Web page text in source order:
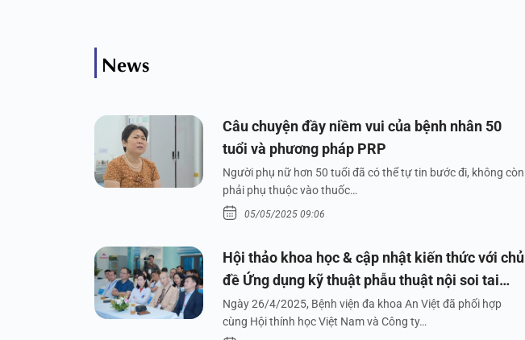
News
Câu chuyện đầy niềm vui của bệnh nhân 50
tuổi và phương pháp PRP
Người phụ nữ hơn 50 tuổi đã có thể tự tin bước đi, không còn
phải phụ thuộc vào thuốc…
05/05/2025 09:06
Hội thảo khoa học & cập nhật kiến thức với chủ
đề Ứng dụng kỹ thuật phẫu thuật nội soi tai
dưới nước
Ngày 26/4/2025, Bệnh viện đa khoa An Việt đã phối hợp
cùng Hội thính học Việt Nam và Công ty…